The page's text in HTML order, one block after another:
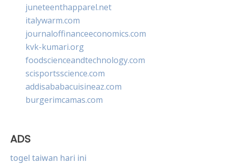
juneteenthapparel.net
italywarm.com
journaloffinanceeconomics.com
kvk-kumari.org
foodscienceandtechnology.com
scisportsscience.com
addisababacuisineaz.com
burgerimcamas.com
ADS
togel taiwan hari ini